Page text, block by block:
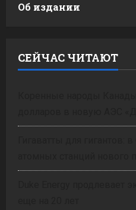
Об издании
СЕЙЧАС ЧИТАЮТ